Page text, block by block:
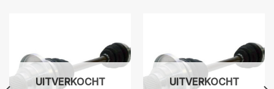
UITVERKOCHT UITVERKOCHT